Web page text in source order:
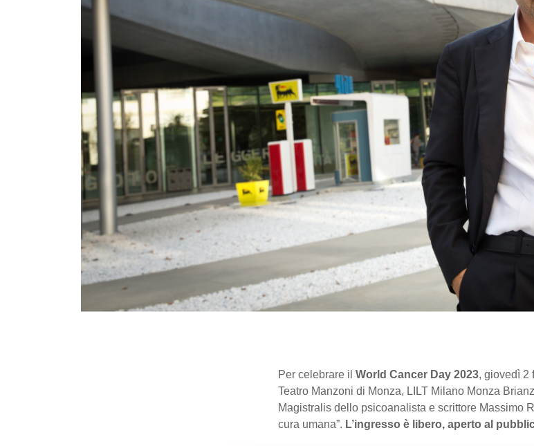
Per celebrare il World Cancer Day 2023, giovedì 2
Teatro Manzoni di Monza, LILT Milano Monza
Magistralis dello psicoanalista e scrittore Massimo
cura umana”. L’ingresso è libero, aperto al